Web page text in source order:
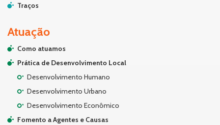
Traços
Atuação
Como atuamos
Prática de Desenvolvimento Local
Desenvolvimento Humano
Desenvolvimento Urbano
Desenvolvimento Econômico
Fomento a Agentes e Causas